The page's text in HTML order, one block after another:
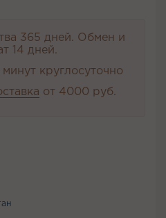
365 дней. Обмен и
14 дней.
круглосуточно
от 4000 руб.